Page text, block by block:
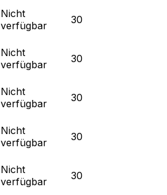
Nicht
verfügbar
30
Nicht
verfügbar
30
Nicht
verfügbar
30
Nicht
verfügbar
30
Nicht
verfügbar
30